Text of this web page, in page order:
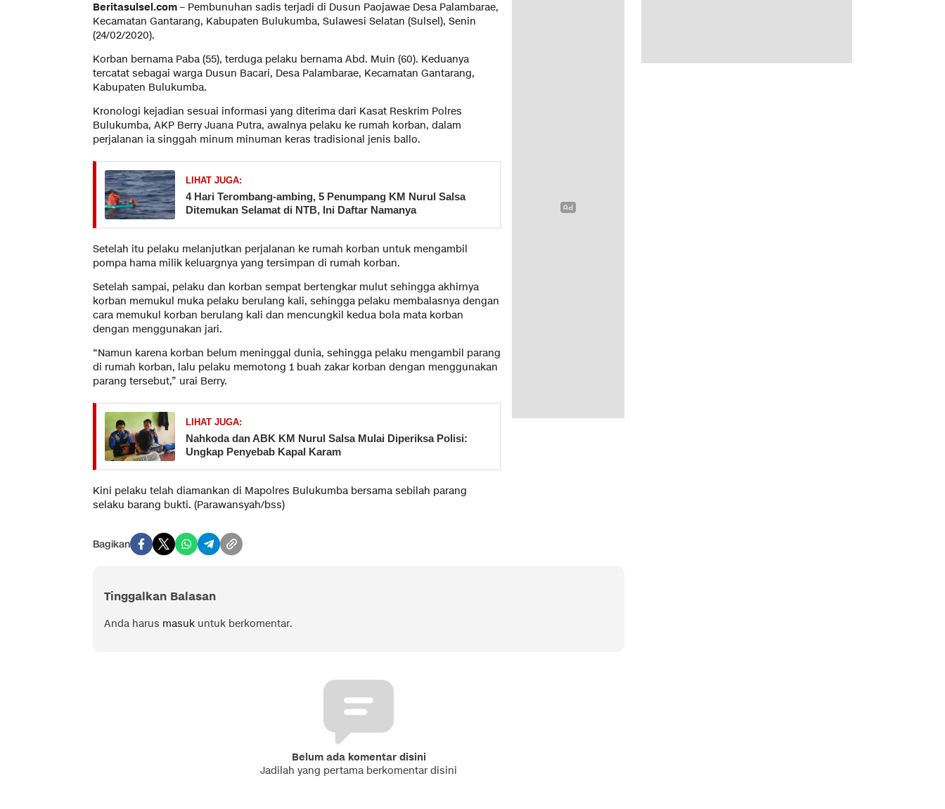
Beritasulsel.com – Pembunuhan sadis terjadi di Dusun Paojawae Desa Palambarae,
Kecamatan Gantarang, Kabupaten Bulukumba, Sulawesi Selatan (Sulsel), Senin
(24/02/2020).
Korban bernama Paba (55), terduga pelaku bernama Abd. Muin (60). Keduanya
tercatat sebagai warga Dusun Bacari, Desa Palambarae, Kecamatan Gantarang,
Kabupaten Bulukumba.
Kronologi kejadian sesuai informasi yang diterima dari Kasat Reskrim Polres
Bulukumba, AKP Berry Juana Putra, awalnya pelaku ke rumah korban, dalam
perjalanan ia singgah minum minuman keras tradisional jenis ballo.
LIHAT JUGA:
​4 Hari Terombang-ambing, 5 Penumpang KM Nurul Salsa
Ditemukan Selamat di NTB, Ini Daftar Namanya
Setelah itu pelaku melanjutkan perjalanan ke rumah korban untuk mengambil
pompa hama milik keluargnya yang tersimpan di rumah korban.
Setelah sampai, pelaku dan korban sempat bertengkar mulut sehingga akhirnya
korban memukul muka pelaku berulang kali, sehingga pelaku membalasnya dengan
cara memukul korban berulang kali dan mencungkil kedua bola mata korban
dengan menggunakan jari.
“Namun karena korban belum meninggal dunia, sehingga pelaku mengambil parang
di rumah korban, lalu pelaku memotong 1 buah zakar korban dengan menggunakan
parang tersebut,” urai Berry.
LIHAT JUGA:
Nahkoda dan ABK KM Nurul Salsa Mulai Diperiksa Polisi:
Ungkap Penyebab Kapal Karam
Kini pelaku telah diamankan di Mapolres Bulukumba bersama sebilah parang
selaku barang bukti. (Parawansyah/bss)
Bagikan
Tinggalkan Balasan
Anda harus masuk untuk berkomentar.
Belum ada komentar disini
Jadilah yang pertama berkomentar disini